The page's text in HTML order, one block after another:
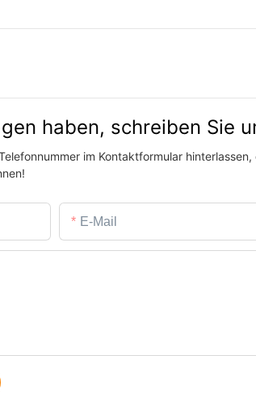
haben, schreiben Sie
im Kontaktformular
E-Mail